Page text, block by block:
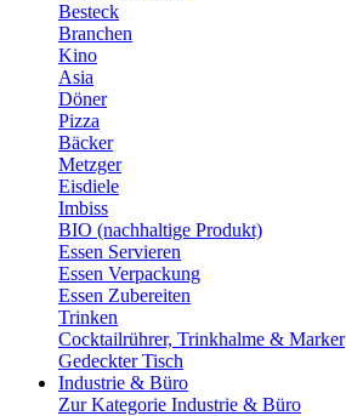
Besteck
Branchen
Kino
Asia
Döner
Pizza
Bäcker
Metzger
Eisdiele
Imbiss
BIO (nachhaltige Produkt)
Essen Servieren
Essen Verpackung
Essen Zubereiten
Trinken
Cocktailrührer, Trinkhalme & Marker
Gedeckter Tisch
Industrie & Büro
Zur Kategorie Industrie & Büro